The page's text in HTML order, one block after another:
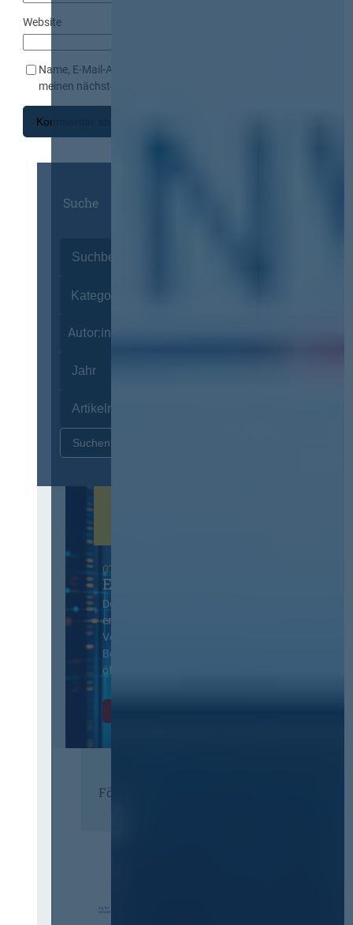
Website
Name, E-Mail-Adresse und Website in diesem Browser für
meinen nächsten Kommentar speichern.
Suche
Autor:innen
07. Oktober 2026 in Berlin
EVB-IT Thementag
Der Thementag für die
ergänzenden
Vertragsbedingungen von IT-
Beschaffung in der
öffentlichen Verwaltung
Förderer